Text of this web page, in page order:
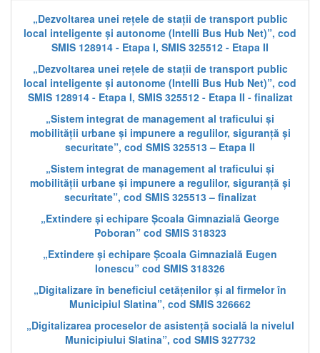
„Dezvoltarea unei rețele de stații de transport public
local inteligente și autonome (Intelli Bus Hub Net)”, cod
SMIS 128914 - Etapa I, SMIS 325512 - Etapa II
„Dezvoltarea unei rețele de stații de transport public
local inteligente și autonome (Intelli Bus Hub Net)”, cod
SMIS 128914 - Etapa I, SMIS 325512 - Etapa II - finalizat
„Sistem integrat de management al traficului și
mobilității urbane și impunere a regulilor, siguranță și
securitate”, cod SMIS 325513 – Etapa II
„Sistem integrat de management al traficului și
mobilității urbane și impunere a regulilor, siguranță și
securitate”, cod SMIS 325513 – finalizat
„Extindere și echipare Școala Gimnazială George
Poboran” cod SMIS 318323
„Extindere și echipare Școala Gimnazială Eugen
Ionescu” cod SMIS 318326
„Digitalizare în beneficiul cetățenilor și al firmelor în
Municipiul Slatina”, cod SMIS 326662
„Digitalizarea proceselor de asistență socială la nivelul
Municipiului Slatina”, cod SMIS 327732